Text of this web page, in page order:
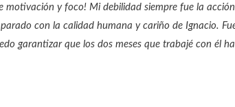
motivación y foco! Mi debilidad siempre fue la
con la calidad humana y cariño de Ignacio.
garantizar que los dos meses que trabajé con él